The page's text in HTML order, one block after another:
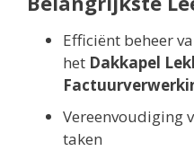
Efficiënt beheer
het Dakkapel
Vereenvoudiging
taken